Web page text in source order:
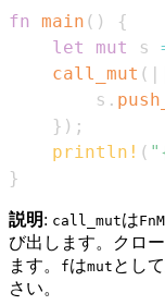
fn main ( )
{
let
mut s
call_mut (
        s
.
} ) ;
println! (
}
説明: call_mutは
び出します。クロ
ます。
fはmut とし
さい。